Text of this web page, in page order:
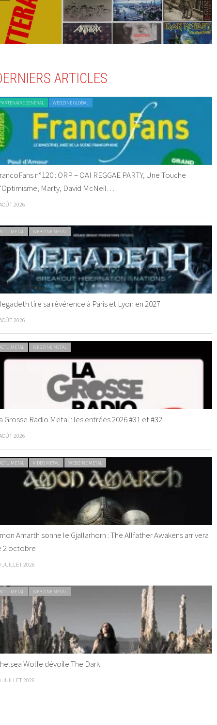
ARTICLES
GENERAL WEBZINE GLOBAL
n°120 : ORP – OAI REGGAE PARTY, Une Touche
Marty, David McNeil…
2026
METAL WEBZINE METAL
tire sa révérence à Paris et Lyon en 2027
2026
METAL WEBZINE METAL
Grosse Radio Metal : les entrées 2026 #31 et #32
2026
METAL VIDEO METAL WEBZINE METAL
Amarth sonne le Gjallarhorn : The Allfather Awakens arrivera
2 octobre
JUILLET 2026
METAL WEBZINE METAL
Wolfe dévoile The Dark
JUILLET 2026